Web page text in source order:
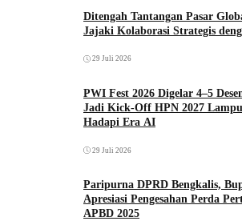
Ditengah Tantangan Pasar
Jajaki Kolaborasi Strategis
29 Juli 2026
PWI Fest 2026 Digelar 4–5
Jadi Kick-Off HPN 2027
Hadapi Era AI
29 Juli 2026
Paripurna DPRD Bengkalis,
Apresiasi Pengesahan Perda
APBD 2025